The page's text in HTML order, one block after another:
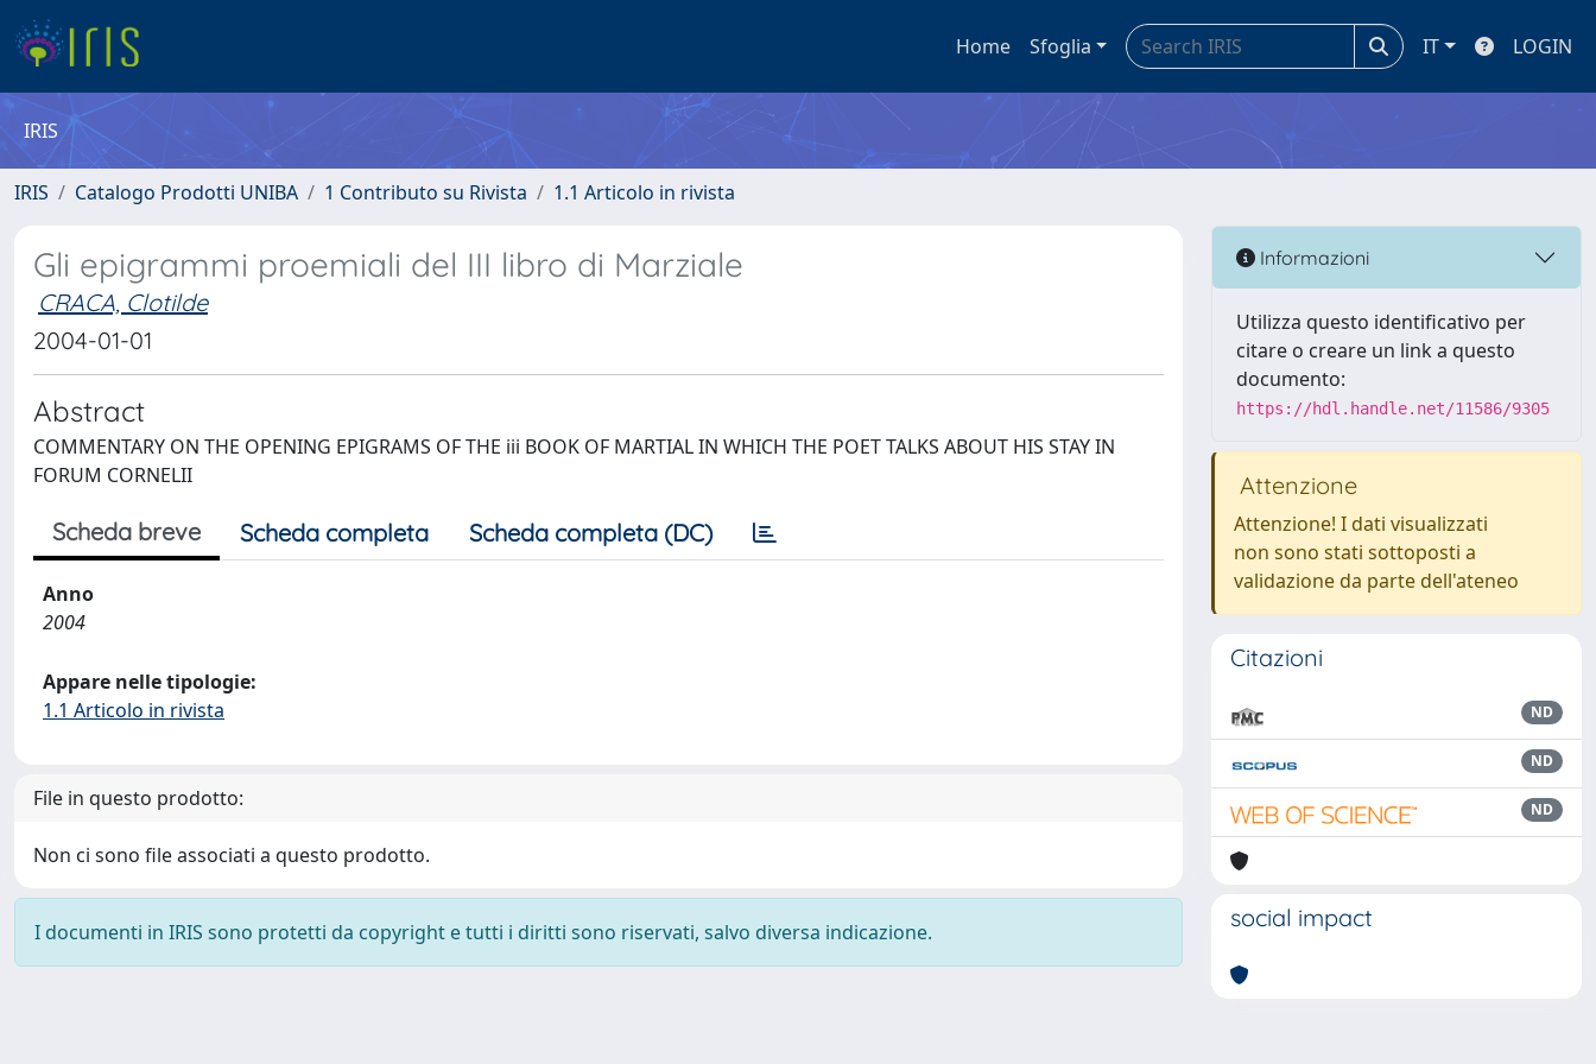
Home Sfoglia IT LOGIN
IRIS
IRIS Catalogo Prodotti UNIBA 1 Contributo su Rivista 1.1 Articolo in rivista
Gli epigrammi proemiali del III libro di Marziale
CRACA, Clotilde
2004-01-01
Abstract
COMMENTARY ON THE OPENING EPIGRAMS OF THE iii BOOK OF MARTIAL IN WHICH THE POET TALKS ABOUT HIS STAY IN
FORUM CORNELII
Scheda breve Scheda completa Scheda completa (DC)
Anno
2004
Appare nelle tipologie:
1.1 Articolo in rivista
File in questo prodotto:
Non ci sono file associati a questo prodotto.
I documenti in IRIS sono protetti da copyright e tutti i diritti sono riservati, salvo diversa indicazione.
Informazioni
Utilizza questo identificativo per
citare o creare un link a questo
documento:
https://hdl.handle.net/11586/9305
Attenzione
Attenzione! I dati visualizzati
non sono stati sottoposti a
validazione da parte dell'ateneo
Citazioni
ND
ND
ND
social impact